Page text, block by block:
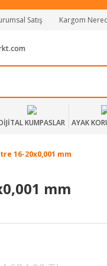
Taksit!
Satış Kargom
KUMPASLAR AYAK
16-20x0,001 mm
mm